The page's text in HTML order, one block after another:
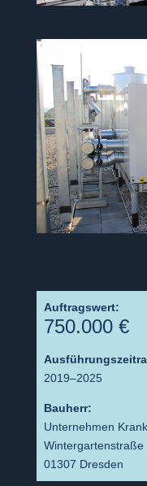
Auftragswert:
750.000 €
2019–2025
Bauherr:
Unternehmen
Wintergartenstraße
01307 Dresden